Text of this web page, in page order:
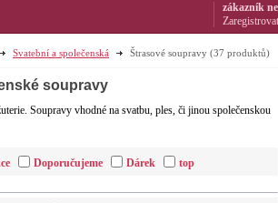
Svatební a společenská Štrasové soupravy (37 produktů)
soupravy
Soupravy vhodné na svatbu, ples, či jinou společenskou
Doporučujeme Dárek
top
zákazník